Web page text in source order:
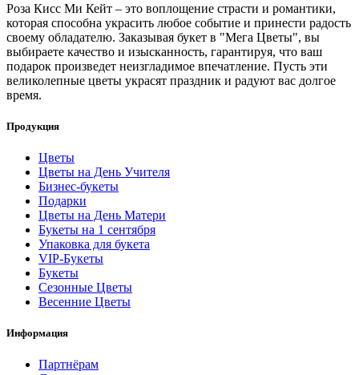
Роза Кисс Ми Кейт – это воплощение страсти и романтики,
которая способна украсить любое событие и принести радость
своему обладателю. Заказывая букет в "Мега Цветы", вы
выбираете качество и изысканность, гарантируя, что ваш
подарок произведет неизгладимое впечатление. Пусть эти
великолепные цветы украсят праздник и радуют вас долгое
время.
Продукция
Цветы
Цветы на День Учителя
Бизнес-букеты
Подарки
Цветы на День Матери
Букеты на 1 сентября
Упаковка для букета
VIP-Букеты
Букеты
Сезонные Цветы
Весенние Цветы
Информация
Партнёрам